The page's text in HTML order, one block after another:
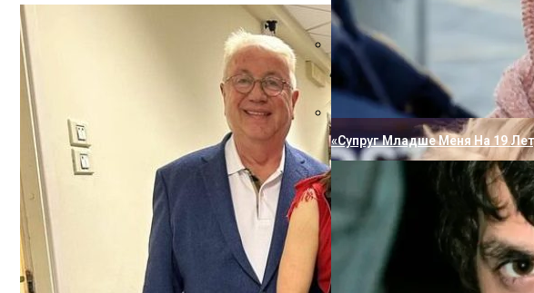
Пугачева И Галкин Решили
«Супруг Младше Меня На 19